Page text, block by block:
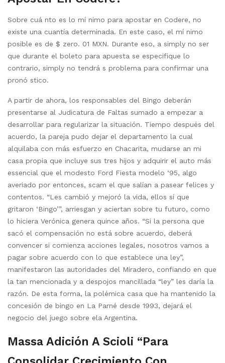
Sobre cuá nto es lo mí nimo para apostar en Codere, no
existe una cuantía determinada. En este caso, el mí nimo
posible es de $ zero. 01 MXN. Durante eso, a simply no ser
que durante el boleto para apuesta se especifique lo
contrario, simply no tendrá s problema para confirmar una
pronó stico.
A partir de ahora, los responsables del Bingo deberán
presentarse al Judicatura de Faltas sumado a empezar a
desarrollar para regularizar la situación. Tiempo después del
acuerdo, la pareja pudo dejar el departamento la cual
alquilaba con más esfuerzo en Chacarita, mudarse an mi
casa propia que incluye sus tres hijos y adquirir el auto más
essencial que el modesto Ford Fiesta modelo ‘95, algo
averiado por entonces, scam el que salían a pasear felices y
contentos. “Les cambió y mejoró la vida, ellos sí que
gritaron ‘Bingo’”, arriesgan y aciertan sobre tu futuro, como
lo hiciera Verónica genera quince años. “Si la persona que
sacó el compensación no está sobre acuerdo, deberá
convencer si comienza acciones legales, nosotros vamos a
pagar sobre acuerdo con lo que establece una ley”,
manifestaron las autoridades del Miradero, confiando en que
la tan mencionada y a despojos mancillada “ley” les daría la
razón. De esta forma, la polémica casa que ha mantenido la
concesión de bingo en La Parné desde 1993, dejará el
negocio del juego sobre ela Argentina.
Massa Adición A Scioli “para